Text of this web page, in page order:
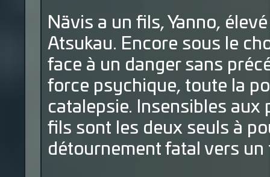
Nävis a un fils, Yanno,
Atsukau. Encore sous le
face à un danger sans
force psychique, toute la
catalepsie. Insensibles
fils sont les deux seuls à
détournement fatal vers un